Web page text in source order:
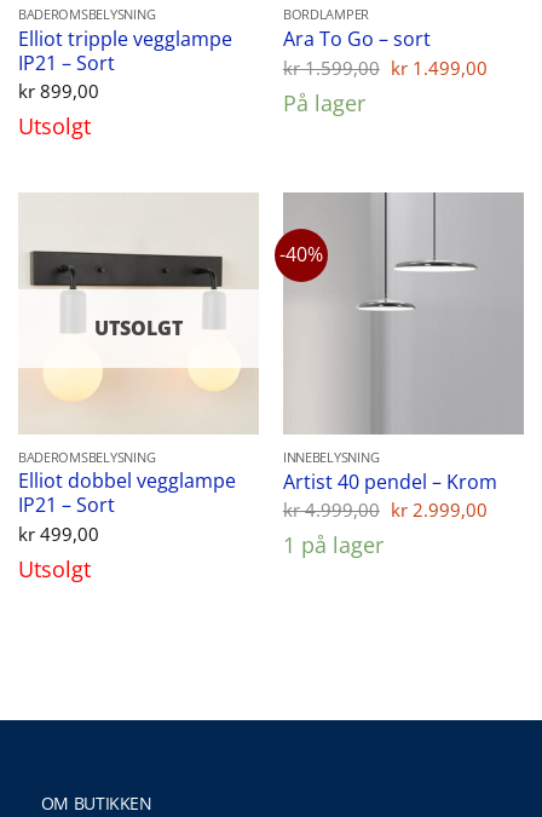
BADEROMSBELYSNING
Elliot tripple vegglampe
IP21 – Sort
kr899,00
Utsolgt
BORDLAMPER
Ara To Go – sort
kr1.599,00 Opprinnelig
kr 1.499,00
På lager
UTSOLGT
BADEROMSBELYSNING
Elliot dobbel vegglampe
IP21 – Sort
kr499,00
Utsolgt
-40%
INNEBELYSNING
Artist 40 pendel – Krom
kr4.999,00 Opprinnelig
kr 2.999,00
1 på lager
OM BUTIKKEN